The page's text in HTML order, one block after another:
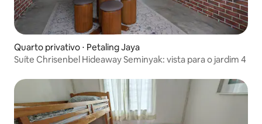
Quarto privativo ⋅ Petaling Jaya
Suíte Chrisenbel Hideaway Seminyak: vista para o jardim 4